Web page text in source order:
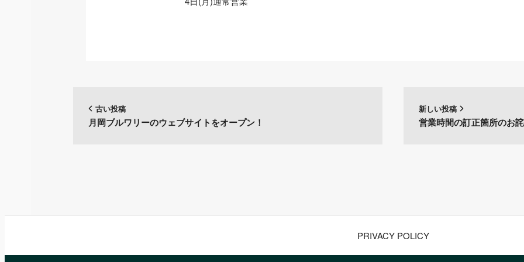
古い投稿
月岡ブルワリーのウェブサイトをオープン！
新しい投稿
営業時間の訂正箇所のお
PRIVACY POLICY